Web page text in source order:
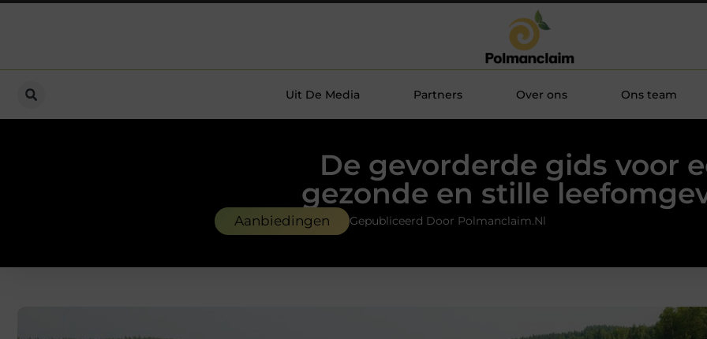
Uit De Media Partners Over ons Ons team
De gevorderde gids voor
gezonde en stille
Aanbiedingen Gepubliceerd Door Polmanclaim.nl